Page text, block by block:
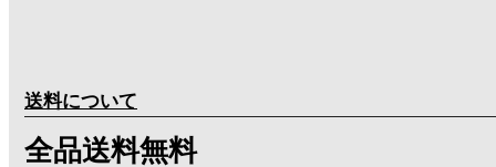
送料について
全品送料無料